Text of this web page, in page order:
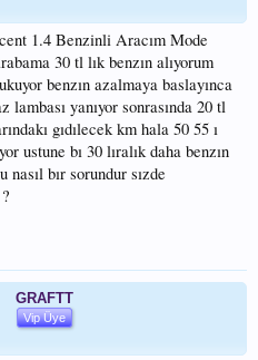
1.4 Benzinli Aracım Mode
30 tl lık benzın alıyorum
benzın azalmaya baslayınca
yanıyor sonrasında 20 tl
gıdılecek km hala 50 55 ı
ustune bı 30 lıralık daha benzın
bır sorundur sızde
GRAFTT
Vip Üye